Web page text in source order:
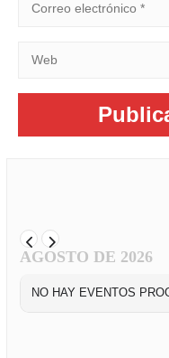
AGOSTO DE 2026
NO HAY EVENTOS